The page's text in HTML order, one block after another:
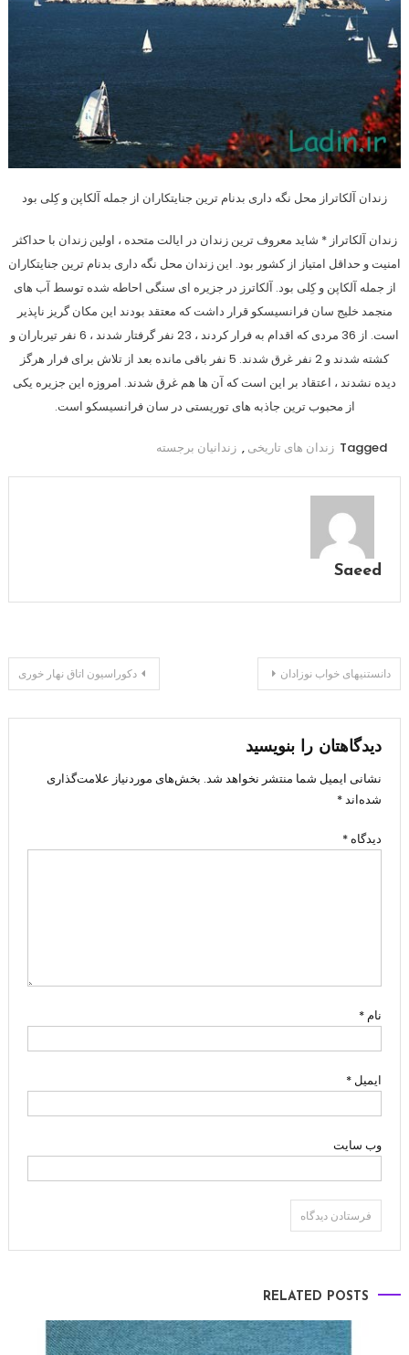
زندان آلکاتراز محل نگه داری بدنام ترین جنایتکاران از جمله آلکاپن و کِلی بود
زندان آلکاتراز * شاید معروف ترین زندان در ایالت متحده ، اولین زندان با حداکثر
امنیت و حداقل امتیاز از کشور بود. این زندان محل نگه داری بدنام ترین جنایتکاران
از جمله آلکاپن و کِلی بود. آلکاترز در جزیره ای سنگی احاطه شده توسط آب های
منجمد خلیج سان فرانسیسکو قرار داشت که معتقد بودند این مکان گریز ناپذیر
است. از 36 مردی که اقدام به فرار کردند ، 23 نفر گرفتار شدند ، 6 نفر تیرباران و
کشته شدند و 2 نفر غرق شدند. 5 نفر باقی مانده بعد از تلاش برای فرار هرگز
دیده نشدند ، اعتقاد بر این است که آن ها هم غرق شدند. امروزه این جزیره یکی
از محبوب ترین جاذبه های توریستی در سان فرانسیسکو است.
Tagged زندان های تاریخی , زندانیان برجسته
Saeed
راهبری
نوشته
دکوراسیون اتاق نهار خوری دانستنيهای خواب نوزادان
دیدگاهتان را بنویسید
نشانی ایمیل شما منتشر نخواهد شد. بخش‌های موردنیاز علامت‌گذاری
شده‌اند*
دیدگاه *
نام*
ایمیل *
وب‌ سایت
RELATED POSTS